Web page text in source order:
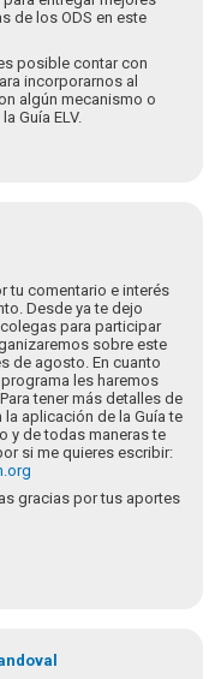
de los ODS en este
posible contar con
incorporarnos al
algún mecanismo o
Guía ELV.
tu comentario e interés
Desde ya te dejo
para participar
sobre este
de agosto. En cuanto
les haremos
tener más detalles de
aplicación de la Guía te
y de todas maneras te
si me quieres escribir:
gracias por tus aportes